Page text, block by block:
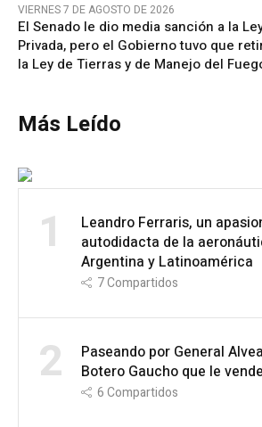
VIERNES 7 DE AGOSTO DE 2026
El Senado le dio media sanción a la
Privada, pero el Gobierno tuvo que
la Ley de Tierras y de Manejo del
Más Leído
1
Leandro Ferraris, un
autodidacta de la
Argentina y Latinoamérica
7Compartidos
2
Paseando por General
Botero Gaucho que le
6Compartidos